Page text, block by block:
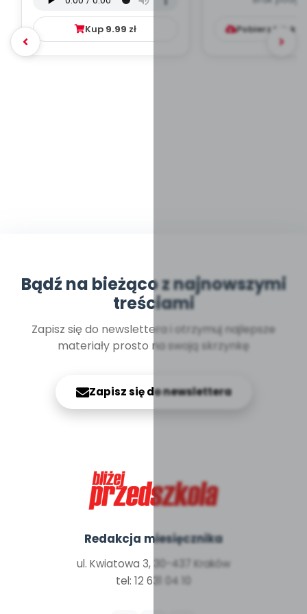
Kup 9.99 zł Pobierz lub
Bądź na bieżąco z najnowszymi
treściami
Zapisz się do newslettera i otrzymuj najlepsze
materiały prosto na swoją skrzynkę
Zapisz się do newslettera
Redakcja miesięcznika
ul. Kwiatowa 3, 30-437 Kraków
tel: 12 631 04 10